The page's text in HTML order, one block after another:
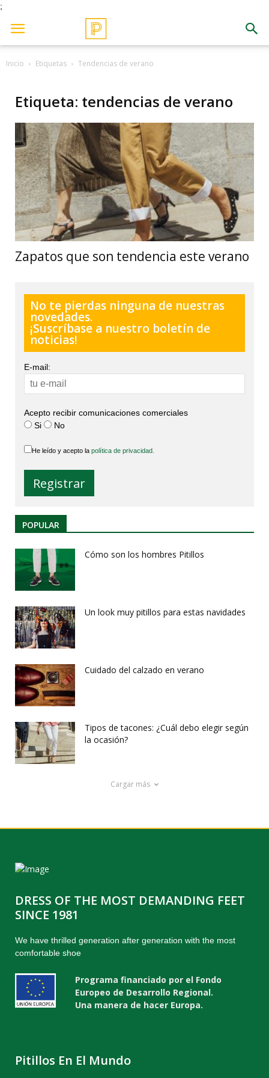
;
Inicio Etiquetas Tendencias de verano
Etiqueta: tendencias de verano
Zapatos que son tendencia este verano
No te pierdas ninguna de nuestras
novedades.
¡Suscríbase a nuestro boletín de
noticias!
E-mail:
Acepto recibir comunicaciones comerciales
Si
No
He leído y acepto la política de privacidad.
POPULAR
Cómo son los hombres Pitillos
Un look muy pitillos para estas navidades
Cuidado del calzado en verano
Tipos de tacones: ¿Cuál debo elegir según
la ocasión?
Cargar más
DRESS OF THE MOST DEMANDING FEET
SINCE 1981
We have thrilled generation after generation with the most
comfortable shoe
Programa financiado por el Fondo
Europeo de Desarrollo Regional.
Una manera de hacer Europa.
Pitillos En El Mundo